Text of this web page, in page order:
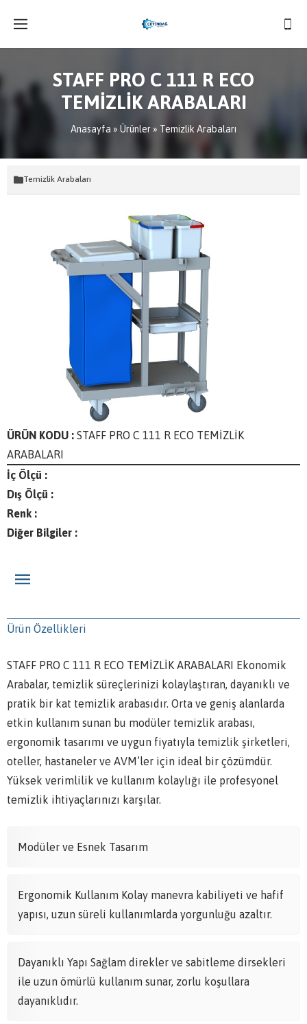
STAFF PRO C 111 R ECO
TEMİZLİK ARABALARI
Anasayfa » Ürünler » Temizlik Arabaları
Temizlik Arabaları
ÜRÜN KODU : STAFF PRO C 111 R ECO TEMİZLİK
ARABALARI
İç Ölçü :
Dış Ölçü :
Renk :
Diğer Bilgiler :
Ürün Özellikleri
STAFF PRO C 111 R ECO TEMİZLİK ARABALARI Ekonomik
Arabalar, temizlik süreçlerinizi kolaylaştıran, dayanıklı ve
pratik bir kat temizlik arabasıdır. Orta ve geniş alanlarda
etkin kullanım sunan bu modüler temizlik arabası,
ergonomik tasarımı ve uygun fiyatıyla temizlik şirketleri,
oteller, hastaneler ve AVM’ler için ideal bir çözümdür.
Yüksek verimlilik ve kullanım kolaylığı ile profesyonel
temizlik ihtiyaçlarınızı karşılar.
Modüler ve Esnek Tasarım
Ergonomik Kullanım Kolay manevra kabiliyeti ve hafif
yapısı, uzun süreli kullanımlarda yorgunluğu azaltır.
Dayanıklı Yapı Sağlam direkler ve sabitleme dirsekleri
ile uzun ömürlü kullanım sunar, zorlu koşullara
dayanıklıdır.